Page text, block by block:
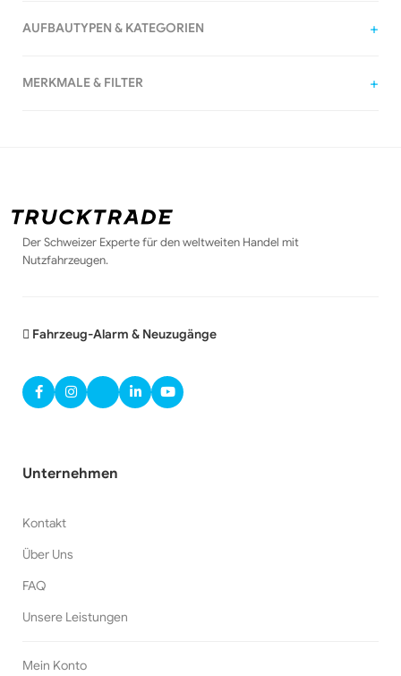
AUFBAUTYPEN & KATEGORIEN
MERKMALE & FILTER
Der Schweizer Experte für den weltweiten Handel mit
Nutzfahrzeugen.
Fahrzeug-Alarm & Neuzugänge
Unternehmen
Kontakt
Über Uns
FAQ
Unsere Leistungen
Mein Konto